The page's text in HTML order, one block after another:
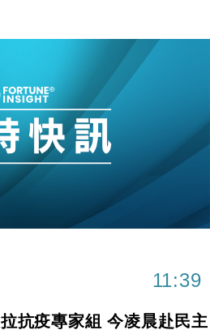
11:39
抗疫專家組 今凌晨赴民主